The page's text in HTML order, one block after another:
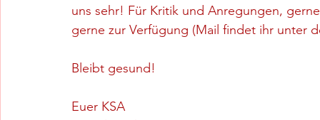
uns sehr! Für Kritik und Anregungen,
gerne zur Verfügung (Mail findet ihr unter
Bleibt gesund!
Euer KSA